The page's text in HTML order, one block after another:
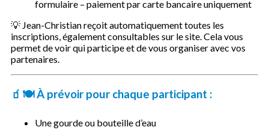
formulaire – paiement par carte bancaire uniquement
💡 Jean-Christian reçoit automatiquement toutes les
inscriptions, également consultables sur le site. Cela vous
permet de voir qui participe et de vous organiser avec vos
partenaires.
🧃🍽️À prévoir pour chaque participant :
Une gourde ou bouteille d’eau